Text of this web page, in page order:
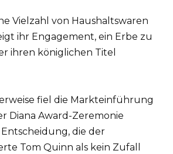
Vielzahl von Haushaltswaren
ihr Engagement, ein Erbe zu
ihren königlichen Titel
fiel die Markteinführung
Diana Award-Zeremonie
die der
Tom Quinn als kein Zufall